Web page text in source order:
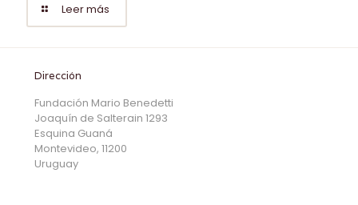
Leer más
Dirección
Fundación Mario Benedetti
Joaquín de Salterain 1293
Esquina Guaná
Montevideo, 11200
Uruguay